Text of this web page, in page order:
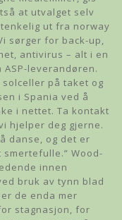
at utvalget selv
ut fra norway
sørger for back-up,
antivirus – alt i en
leverandøren.
på taket og
i Spania ved å
i nettet. Ta kontakt
hjelper deg gjerne.
danse, og det er
Wood-
innen
bruk av tynn blad
de enda mer
stagnasjon, for